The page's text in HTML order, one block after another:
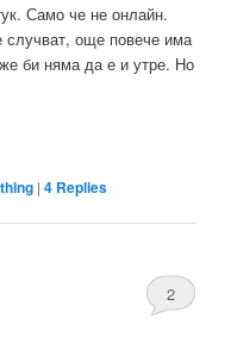
Само че не онлайн.
още повече има
би няма да е и утре. Но
|4 Replies
2